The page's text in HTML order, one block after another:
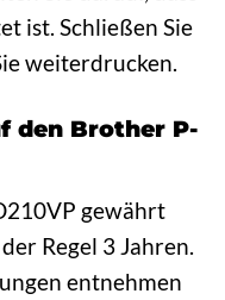
ist. Schließen Sie
weiterdrucken.
den Brother P-
gewährt
Regel 3 Jahren.
entnehmen